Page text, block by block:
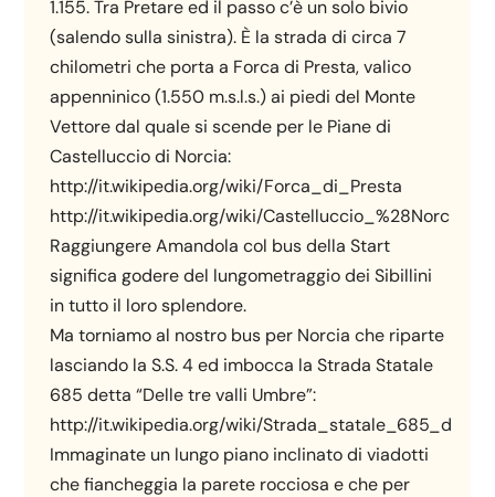
1.155. Tra Pretare ed il passo c’è un solo bivio
(salendo sulla sinistra). È la strada di circa 7
chilometri che porta a Forca di Presta, valico
appenninico (1.550 m.s.l.s.) ai piedi del Monte
Vettore dal quale si scende per le Piane di
Castelluccio di Norcia:
http://it.wikipedia.org/wiki/Forca_di_Presta
http://it.wikipedia.org/wiki/
Raggiungere Amandola col bus della Start
significa godere del lungometraggio dei Sibillini
in tutto il loro splendore.
Ma torniamo al nostro bus per Norcia che riparte
lasciando la S.S. 4 ed imbocca la Strada Statale
685 detta “Delle tre valli Umbre”:
http://it.wikipedia.org/wiki/
Immaginate un lungo piano inclinato di viadotti
che fiancheggia la parete rocciosa e che per